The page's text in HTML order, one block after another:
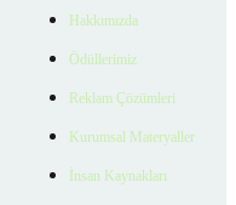
Hakkımızda
Ödüllerimiz
Reklam Çözümleri
Kurumsal Materyaller
İnsan Kaynakları